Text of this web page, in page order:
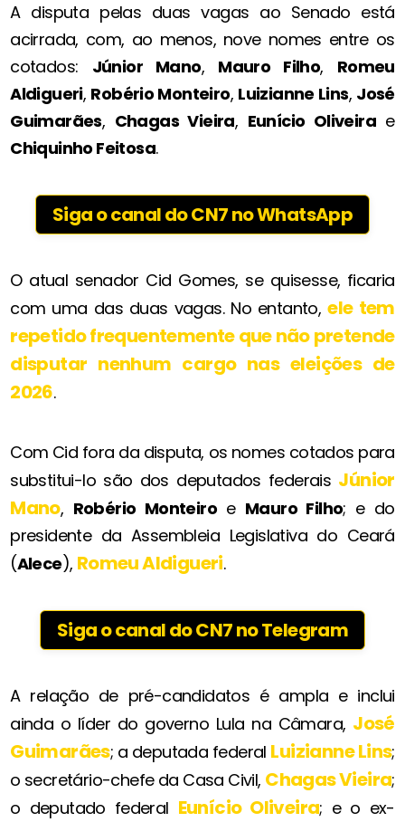
A disputa pelas duas vagas ao Senado está
acirrada, com, ao menos, nove nomes entre os
cotados: Júnior Mano, Mauro Filho, Romeu
Aldigueri, Robério Monteiro, Luizianne Lins, José
Guimarães, Chagas Vieira, Eunício Oliveirae
Chiquinho Feitosa.
Siga o canal do CN7 no WhatsApp
O atual senador Cid Gomes, se quisesse, ficaria
com uma das duas vagas. No entanto,ele tem
repetido frequentemente que não pretende
disputar nenhum cargo nas eleições de
2026.
Com Cid fora da disputa, os nomes cotados para
substitui-lo são dos deputados federais Júnior
Mano, Robério Monteiroe Mauro Filho; e do
presidente da Assembleia Legislativa do Ceará
(Alece), Romeu Aldigueri.
Siga o canal do CN7 no Telegram
A relação de pré-candidatos é ampla e inclui
ainda o líder do governo Lula na Câmara, José
Guimarães; a deputada federal Luizianne Lins;
o secretário-chefe da Casa Civil, Chagas Vieira;
o deputado federal Eunício Oliveira; e o ex-